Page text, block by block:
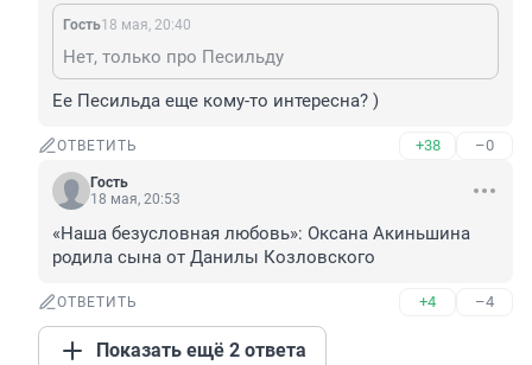
Гость18 мая, 20:40
Нет, только про Песильду
Ее Песильда еще кому-то интересна? )
ОТВЕТИТЬ +38 –0
Гость
18 мая, 20:53
«Наша безусловная любовь»: Оксана Акиньшина
родила сына от Данилы Козловского
ОТВЕТИТЬ +4 –4
Показать ещё 2 ответа